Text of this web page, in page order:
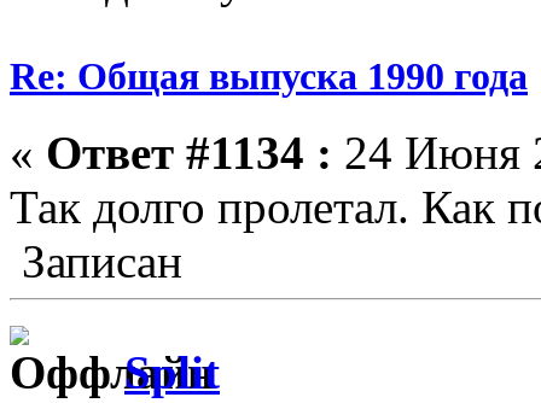
Re: Общая выпуска 1990 года
« Ответ #1134 : 24 Июня
Так долго пролетал. Как
Записан
Split